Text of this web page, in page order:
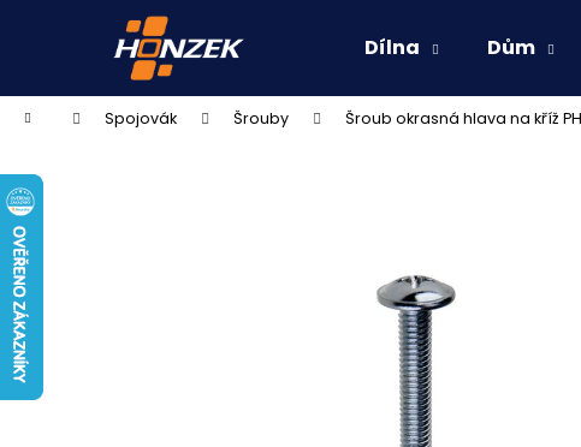
Dílna Dům
Domů Spojovák Šrouby Šroub okrasná hlava na kříž PH
í
Zpět
do
obchodu
Zpět
do
obchodu